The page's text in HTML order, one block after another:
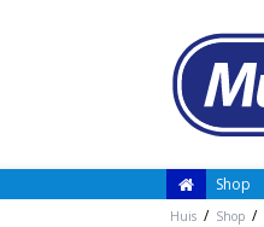
Shop
Huis / Shop /